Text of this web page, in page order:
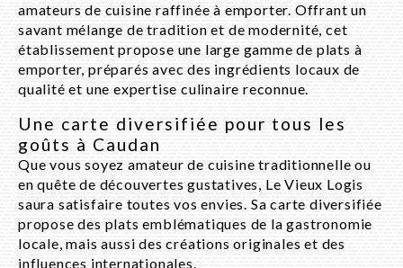
amateurs de cuisine raffinée à emporter. Offrant un
savant mélange de tradition et de modernité, cet
établissement propose une large gamme de plats à
emporter, préparés avec des ingrédients locaux de
qualité et une expertise culinaire reconnue.
Une carte diversifiée pour tous les
goûts à Caudan
Que vous soyez amateur de cuisine traditionnelle ou
en quête de découvertes gustatives, Le Vieux Logis
saura satisfaire toutes vos envies. Sa carte diversifiée
propose des plats emblématiques de la gastronomie
locale, mais aussi des créations originales et des
influences internationales.